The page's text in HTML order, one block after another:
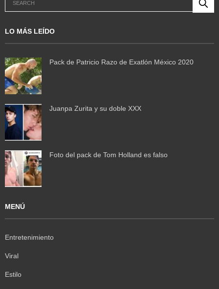
LO MÁS LEÍDO
Pack de Patricio Razo de Exatlón México 2020
Juanpa Zurita y su doble XXX
Foto del pack de Tom Holland es falso
MENÚ
Entretenimiento
Viral
Estilo